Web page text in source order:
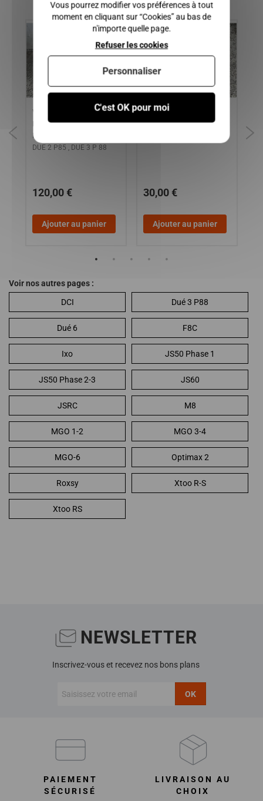
VOLANT AVEC AIRBAG
LIGIER JS50 PHASE 3 /
MICROCAR MGO 2, 3, 4 /
DUE 2 P85 , DUE 3 P 88
120,00 €
Ajouter au panier
GOULOTTE ET DURITE DE
REMPLISSAGE DE
30,00 €
Ajouter au panier
Voir nos autres pages :
DCI
Dué 3 P88
Dué 6 F8C
Ixo JS50 Phase 1
JS50 Phase 2-3 JS60
JSRC M8
MGO 1-2 MGO 3-4
MGO-6 Optimax 2
Roxsy Xtoo R-S
Xtoo RS
NEWSLETTER
Inscrivez-vous et recevez nos bons plans
OK
PAIEMENT
SÉCURISÉ
LIVRAISON AU
CHOIX
Vous pourrez modifier vos préférences à tout
moment en cliquant sur “Cookies” au bas de
n'importe quelle page.
C'est OK pour moi
Refuser les cookies
Personnaliser